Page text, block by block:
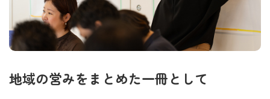
地域の営みをまとめた一冊として